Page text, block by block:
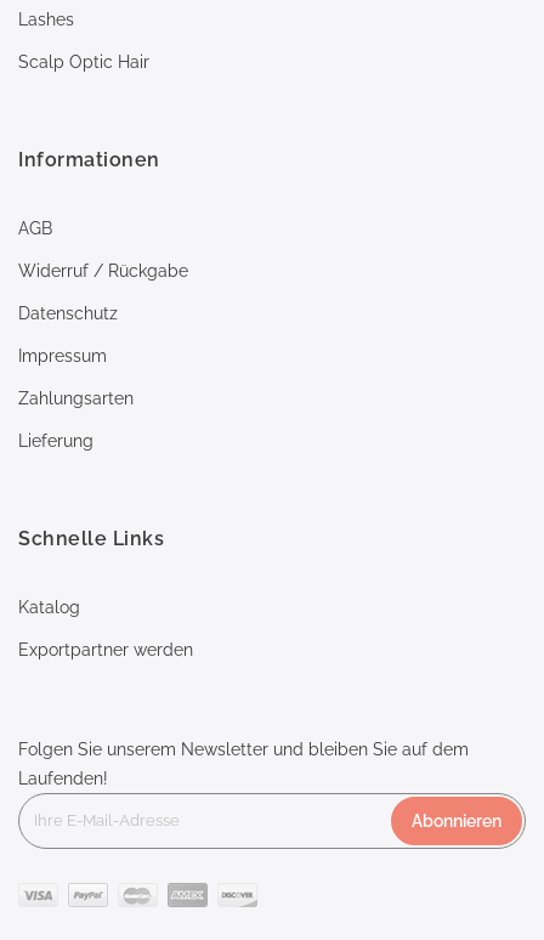
Lashes
Scalp Optic Hair
Informationen
AGB
Widerruf / Rückgabe
Datenschutz
Impressum
Zahlungsarten
Lieferung
Schnelle Links
Katalog
Exportpartner werden
Folgen Sie unserem Newsletter und bleiben Sie auf dem
Laufenden!
Abonnieren